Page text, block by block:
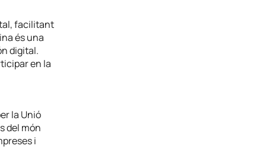
facilitant
és una
digital.
en la
la Unió
del món
i